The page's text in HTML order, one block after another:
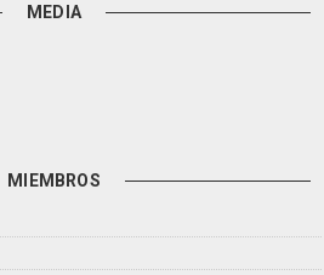
MEDIA
MIEMBROS